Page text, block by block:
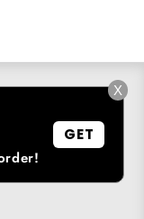
DIFFUSION
→
X
GET